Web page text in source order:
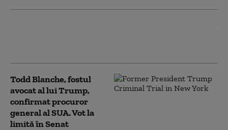
Todd Blanche, fostul
avocat al lui Trump,
confirmat procuror
general al SUA. Vot la
limită în Senat